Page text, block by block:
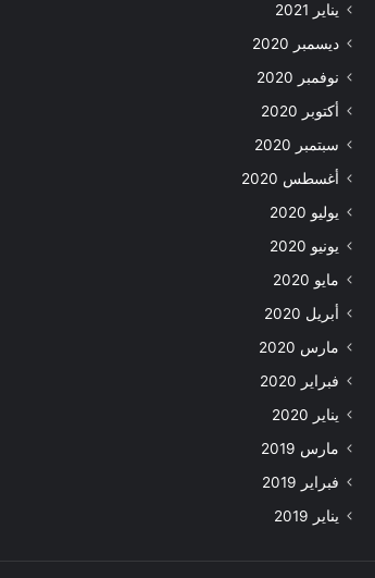
يناير 2021
ديسمبر 2020
نوفمبر 2020
أكتوبر 2020
سبتمبر 2020
أغسطس 2020
يوليو 2020
يونيو 2020
مايو 2020
أبريل 2020
مارس 2020
فبراير 2020
يناير 2020
مارس 2019
فبراير 2019
يناير 2019